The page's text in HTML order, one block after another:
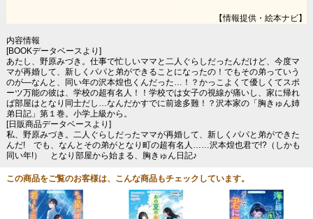
【情報提供・絵本ナビ】
内容情報
[BOOKデータベースより]
あたし、野原みづき。仕事で忙しいママと二人ぐらしだったんだけど、今度マ
マが再婚して、新しくパパと弟ができることになったの！でもその弟っていう
のが―なんと、同い年の沢本煌也くんだった…！？かっこよくて優しくてスポ
ーツ万能の彼は、学校の超有名人！！学校では女子の視線が痛いし、家に帰れ
ば部屋はとなり同士だし…なんだかすでに前途多難！？沢本家の「胸きゅん姉
弟日記」第１巻。小学上級から。
[日販商品データベースより]
私、野原みづき。二人ぐらしだったママが再婚して、新しくパパと弟ができた
んだ! でも、なんとその弟がとなり町の超有名人……沢本煌也君で!?（しかも
同い年!） となり部屋から始まる、胸きゅん日記♪
この商品をご覧のお客様は、こんな商品もチェックしています。